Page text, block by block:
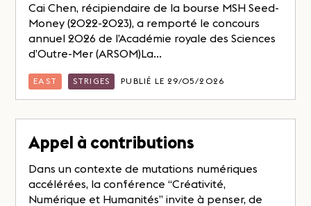
Cai Chen, récipiendaire de la bourse MSH Seed-
Money (2022-2023), a remporté le concours
annuel 2026 de l’Académie royale des Sciences
d’Outre-Mer (ARSOM)La...
EAST STRIGES PUBLIÉ LE 29/05/2026
Appel à contributions
Dans un contexte de mutations numériques
accélérées, la conférence “Créativité,
Numérique et Humanités” invite à penser, de